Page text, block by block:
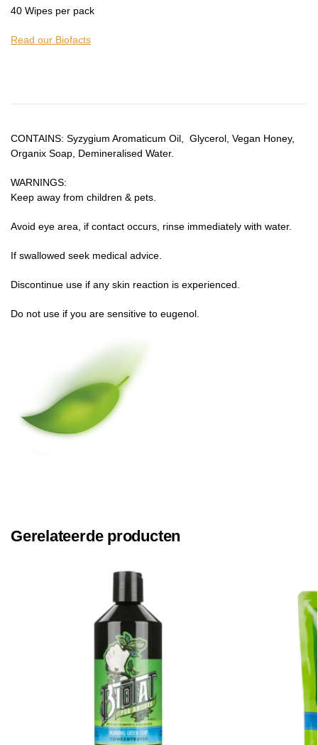
40 Wipes per pack
Read our Biofacts
CONTAINS: Syzygium Aromaticum Oil, Glycerol, Vegan Honey,
Organix Soap, Demineralised Water.
WARNINGS:
Keep away from children & pets.
Avoid eye area, if contact occurs, rinse immediately with water.
If swallowed seek medical advice.
Discontinue use if any skin reaction is experienced.
Do not use if you are sensitive to eugenol.
Gerelateerde producten